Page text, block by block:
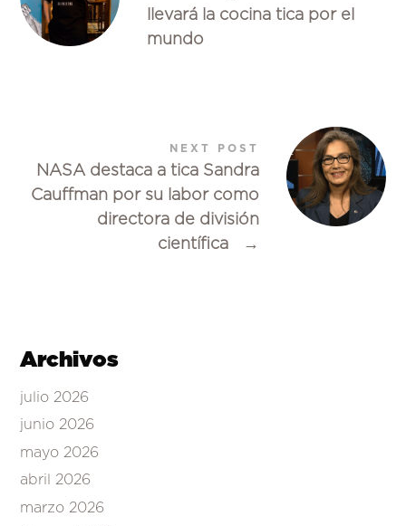
llevará la cocina tica por el
mundo
NEXT POST
NASA destaca a tica Sandra
Cauffman por su labor como
directora de división
científica
→
Archivos
julio 2026
junio 2026
mayo 2026
abril 2026
marzo 2026